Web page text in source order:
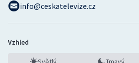
info@ceskatelevize.cz
Vzhled